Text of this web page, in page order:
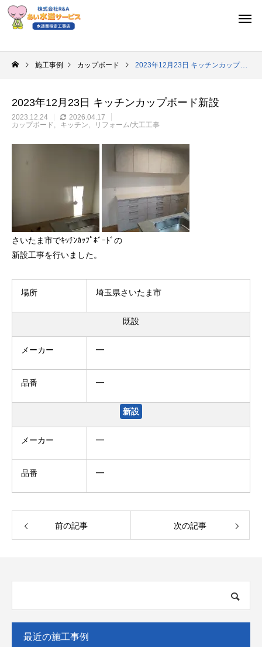
施工事例 カップボード 2023年12月23日 キッチンカップボード新設
2023年12月23日 キッチンカップボード新設
2023.12.24
2026.04.17
カップボード
キッチン リフォーム/大工工事
さいたま市でｷｯﾁﾝｶｯﾌﾟﾎﾞｰﾄﾞの
新設工事を行いました。
場所 埼玉県さいたま市
既設
メーカー ━
品番 ━
新設
メーカー ━
品番 ━
前の記事 次の記事
最近の施工事例